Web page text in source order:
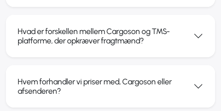
Hvad er forskellen mellem Cargoson og TMS-
platforme, der opkræver fragtmænd?
Hvem forhandler vi priser med, Cargoson eller
afsenderen?